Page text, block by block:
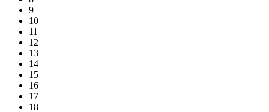
9
10
11
12
13
14
15
16
17
18